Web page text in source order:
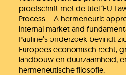
proefschrift met de titel ‘EU
Process – A hermeneutic
internal market and
Pauline’s onderzoek bevindt
Europees economisch recht,
landbouw en duurzaamheid,
hermeneutische filosofie.